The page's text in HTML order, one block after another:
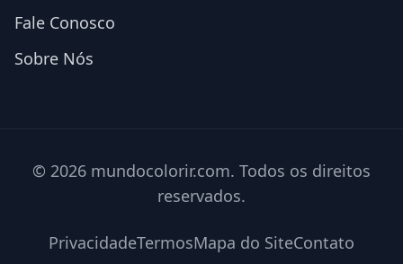
Fale Conosco
Sobre Nós
© 2026 mundocolorir.com. Todos os direitos
reservados.
PrivacidadeTermosMapa do SiteContato